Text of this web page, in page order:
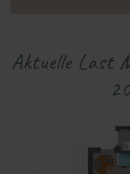
Aktuelle Last